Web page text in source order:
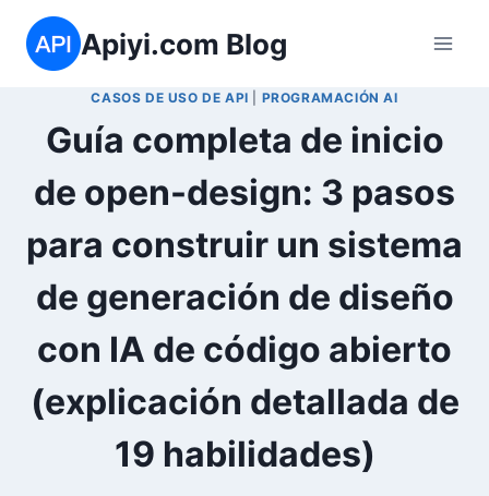
Saltar
contenido
Apiyi.com Blog
CASOS DE USO DE API PROGRAMACIÓN AI
Guía completa de inicio
de open-design: 3 pasos
para construir un sistema
de generación de diseño
con IA de código abierto
(explicación detallada de
19 habilidades)